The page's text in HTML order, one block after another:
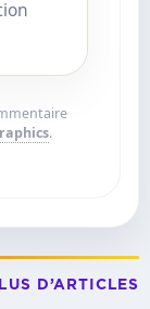
.
D’ARTICLES